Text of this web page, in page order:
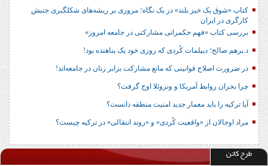
کتاب «شوق یک خیز بلند» در یک نگاه؛ مروری بر ریشه‌های شکل‎گیری جنبش
کارگری در ایران
بررسی کتاب «فهم حکمرانی مشارکتی در جامعه امروز»
د.برهم صالح؛ دیپلمات کُردی که روزی خود یک پناهنده بود!
در ضرورت اصلاح قوانینی که مانع مشارکت برابر زنان در جامعه‌اند!
چرا بحران روابط آمریکا و ونزوئلا اوج گرفت؟
آیا ترکیه را باید معمار جدید امنیت منطقه دانست؟
مراد اوجالان از «واقعیت کُردی» و «روند انتقالی» در ترکیه چیست؟
طرح کاتن